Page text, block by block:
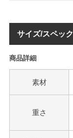
サイズ/スペック
商品詳細
素材
重さ